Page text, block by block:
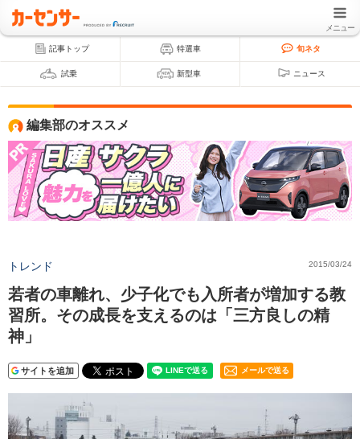
メニュー
記事トップ 特選車 旬ネタ
試乗 新型車 ニュース
編集部のオススメ
トレンド 2015/03/24
若者の車離れ、少子化でも入所者が増加する教
習所。その成長を支えるのは「三方良しの精
神」
サイトを追加 メールで送る